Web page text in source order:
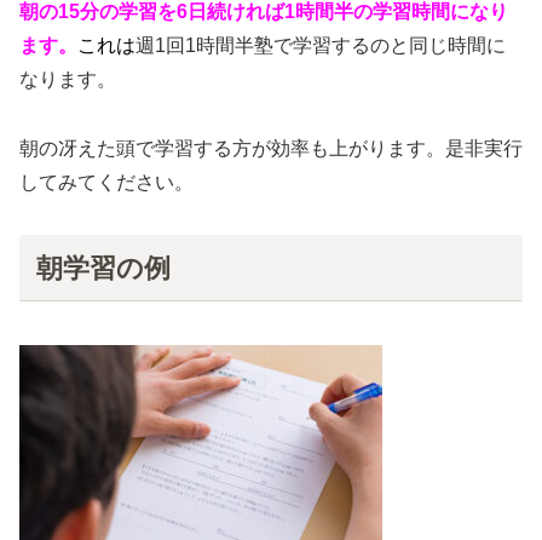
朝の15分の学習を6日続ければ1時間半の学習時間になり
ます。
これは週1回1時間半塾で学習するのと同じ時間に
なります。
朝の冴えた頭で学習する方が効率も上がります。是非実行
してみてください。
朝学習の例